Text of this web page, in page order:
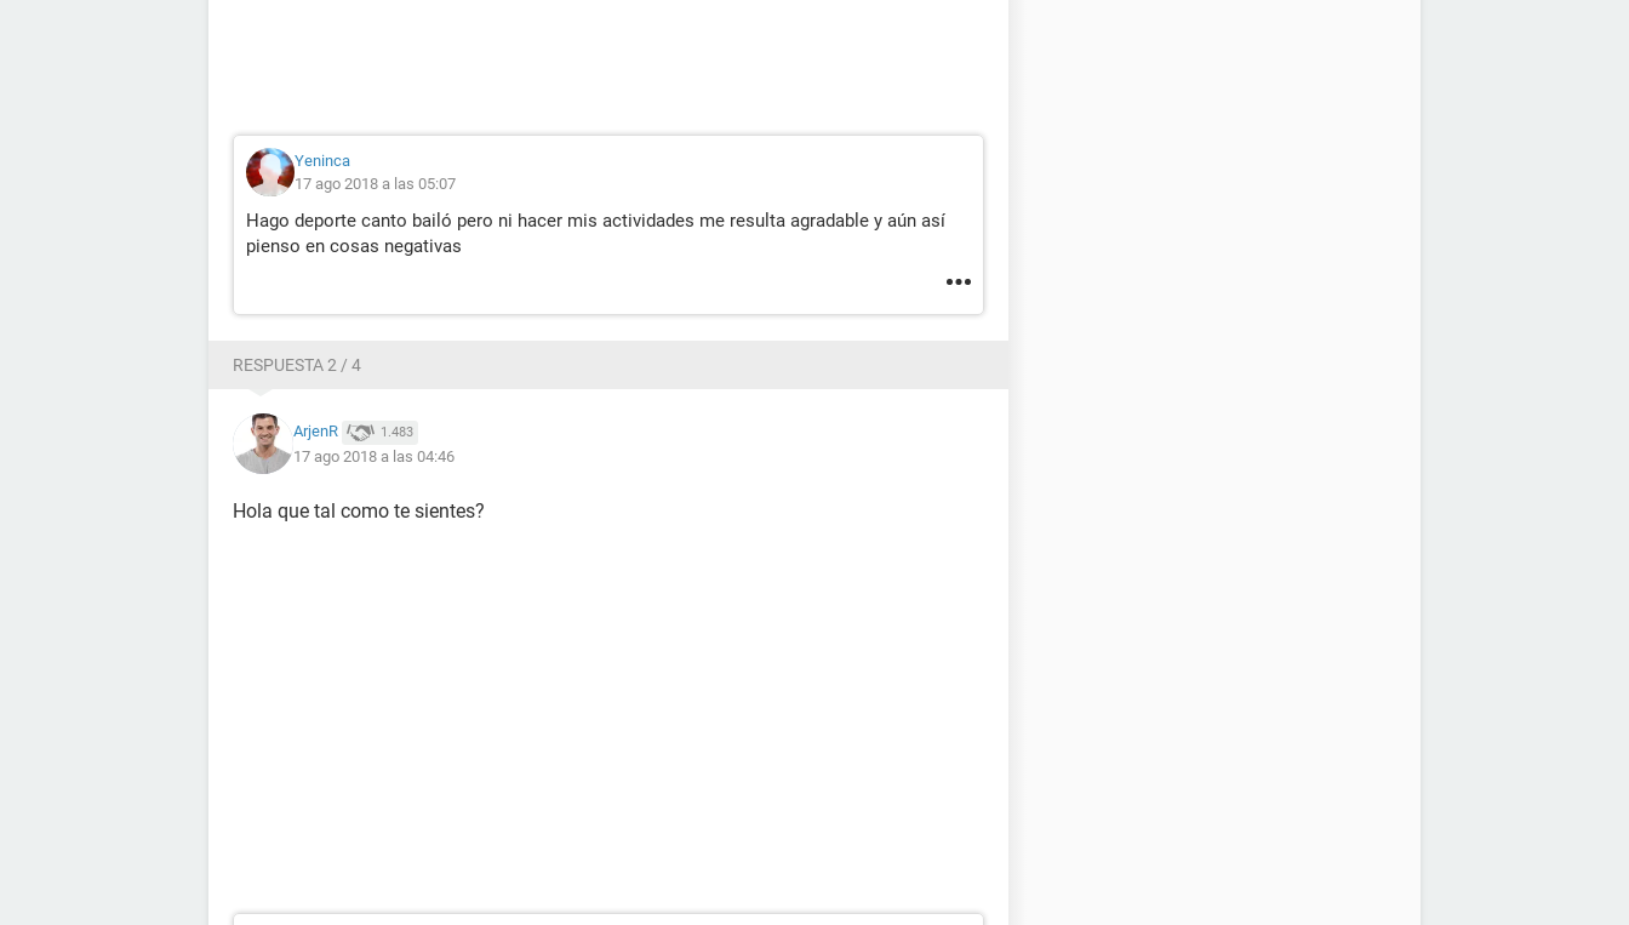
Yeninca
17 ago 2018 a las 05:07
Hago deporte canto bailó pero ni hacer mis actividades me resulta agradable y aún así
pienso en cosas negativas
RESPUESTA 2 / 4
ArjenR 1.483
17 ago 2018 a las 04:46
Hola que tal como te sientes?